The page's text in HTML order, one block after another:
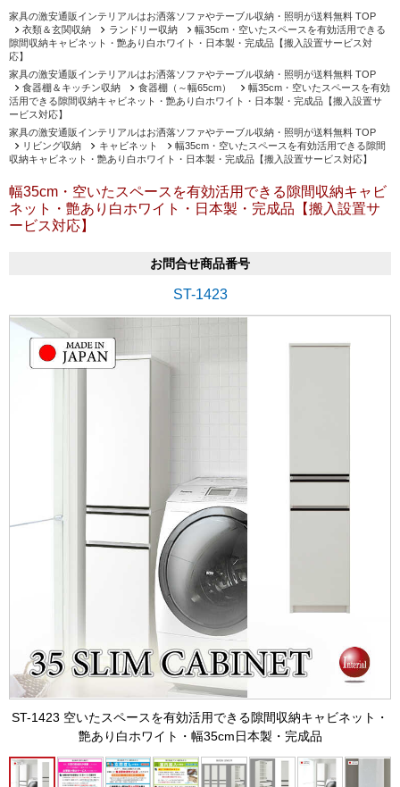
家具の激安通販インテリアルはお洒落ソファやテーブル収納・照明が送料無料 TOP
衣類＆玄関収納
ランドリー収納
幅35cm・空いたスペースを有効活用できる
隙間収納キャビネット・艶あり白ホワイト・日本製・完成品【搬入設置サービス対
応】
家具の激安通販インテリアルはお洒落ソファやテーブル収納・照明が送料無料 TOP
食器棚＆キッチン収納
食器棚（～幅65cm）
幅35cm・空いたスペースを有効
活用できる隙間収納キャビネット・艶あり白ホワイト・日本製・完成品【搬入設置サ
ービス対応】
家具の激安通販インテリアルはお洒落ソファやテーブル収納・照明が送料無料 TOP
リビング収納
キャビネット
幅35cm・空いたスペースを有効活用できる隙間
収納キャビネット・艶あり白ホワイト・日本製・完成品【搬入設置サービス対応】
幅35cm・空いたスペースを有効活用できる隙間収納キャビ
ネット・艶あり白ホワイト・日本製・完成品【搬入設置サ
ービス対応】
お問合せ商品番号
ST-1423
ST-1423 空いたスペースを有効活用できる隙間収納キャビネット・
艶あり白ホワイト・幅35cm日本製・完成品